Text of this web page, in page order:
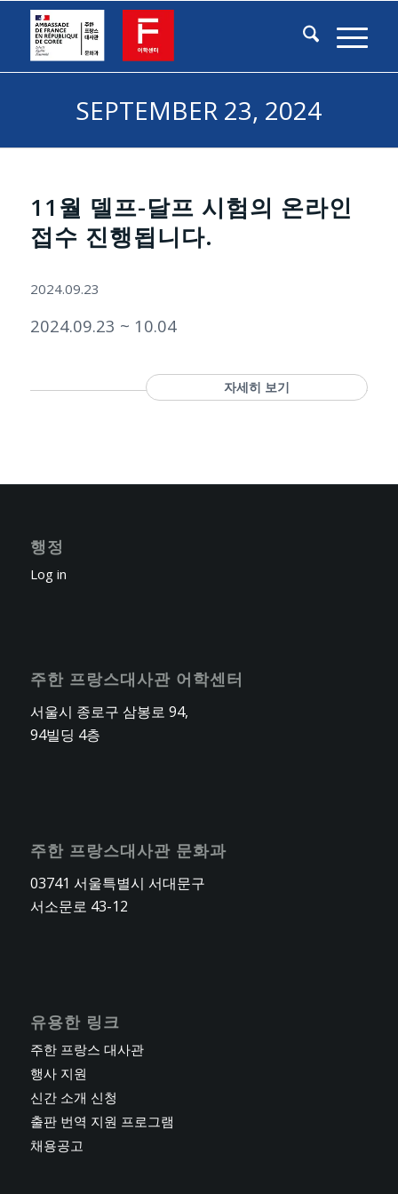
SEPTEMBER 23, 2024
11월 델프-달프 시험의 온라인
접수 진행됩니다.
2024.09.23
2024.09.23 ~ 10.04
자세히 보기
행정
Log in
주한 프랑스대사관 어학센터
서울시 종로구 삼봉로 94,
94빌딩 4층
주한 프랑스대사관 문화과
03741 서울특별시 서대문구
서소문로 43-12
유용한 링크
주한 프랑스 대사관
행사 지원
신간 소개 신청
출판 번역 지원 프로그램
채용공고